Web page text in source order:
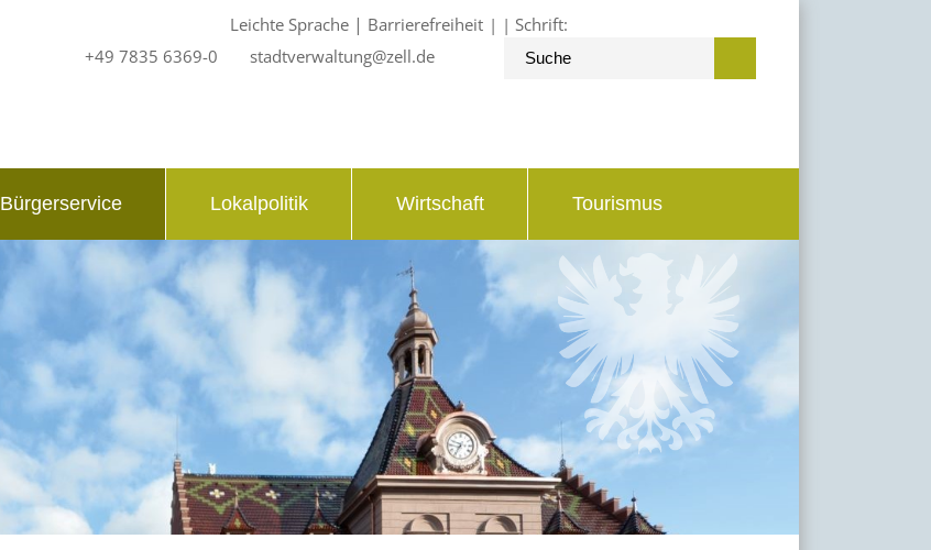
+49 7835 6369-0 stadtverwaltung@zell.de
Leichte Sprache| Barrierefreiheit Schrift:
Bürgerservice Lokalpolitik Wirtschaft Tourismus